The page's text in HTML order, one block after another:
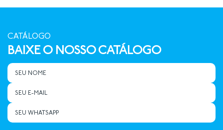
CATÁLOGO
BAIXE O NOSSO CATÁLOGO